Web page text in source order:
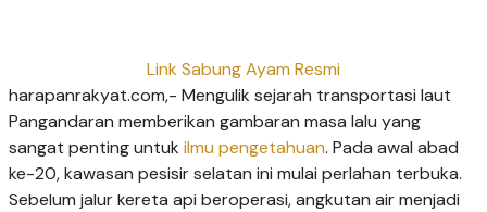
Link Sabung Ayam Resmi
harapanrakyat.com,- Mengulik sejarah transportasi laut
Pangandaran memberikan gambaran masa lalu yang
sangat penting untuk ilmu pengetahuan. Pada awal abad
ke-20, kawasan pesisir selatan ini mulai perlahan terbuka.
Sebelum jalur kereta api beroperasi, angkutan air menjadi